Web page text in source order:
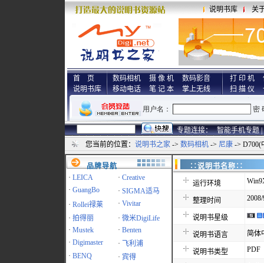
说明书库 关
首 页
说明书库
数码相机 摄 像 机
数码影音
移动电话
笔 记 本 掌上无线
打 印 机
扫 描 仪
专题连接： 智能手机专题 |
您当前的位置： 说明书之家 -> 数码相机 -> 尼康 -> D700(
品牌导航
· LEICA · Creative
· GuangBo · SIGMA适马
· Rollei禄莱 · Vivitar
· 拍得丽 · 微米DigiLife
· Mustek · Benten
· Digimaster ·
飞利浦
· BENQ · 宾得
∷说明书名
运行环境
整理时间
说明书星级
说明书语言 简体
说明书类型 PDF